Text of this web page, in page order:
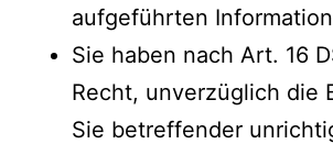
aufgeführten
Sie haben nach Art. 16
Recht, unverzüglich die
Sie betreffender